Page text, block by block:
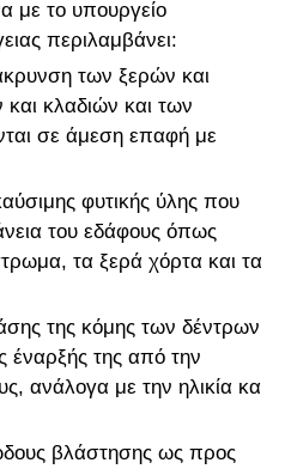
με το υπουργείο
περιλαμβάνει:
των ξερών και
κλαδιών και των
σε άμεση επαφή με
φυτικής ύλης που
του εδάφους όπως
τα ξερά χόρτα και τα
της κόμης των δέντρων
έναρξής της από την
ανάλογα με την ηλικία και
βλάστησης ως προς